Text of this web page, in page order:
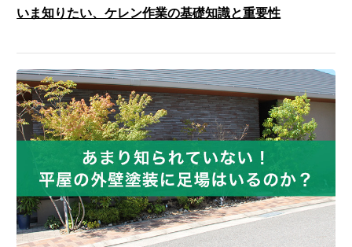
いま知りたい、ケレン作業の基礎知識と重要性